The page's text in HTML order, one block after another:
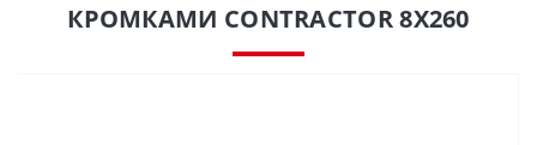
КРОМКАМИ CONTRACTOR 8X260